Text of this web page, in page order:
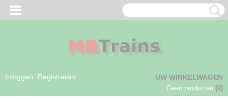
Inloggen Registreren UW WINKELWAGEN
Geen producten (0)